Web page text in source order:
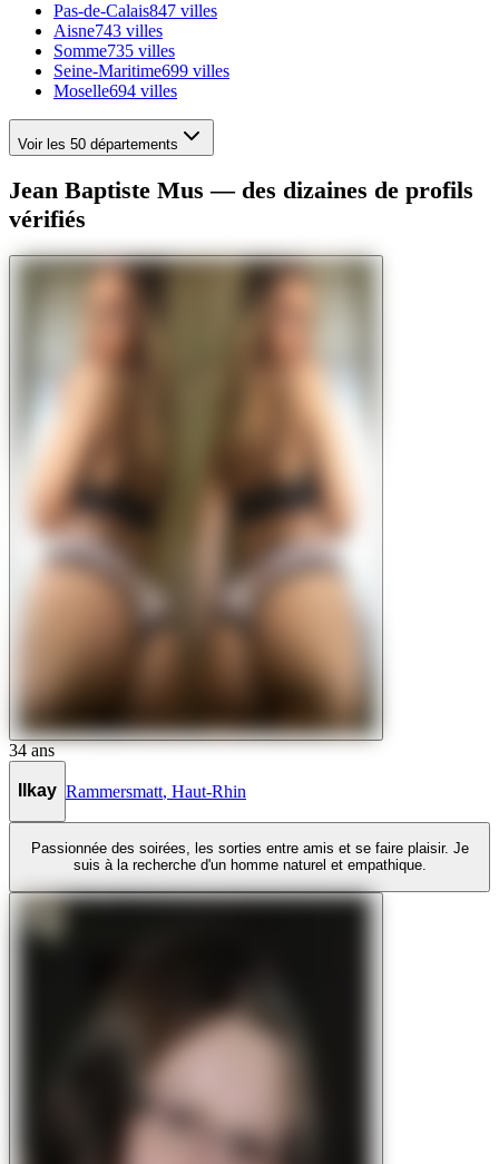
Pas-de-Calais847 villes
Aisne743 villes
Somme735 villes
Seine-Maritime699 villes
Moselle694 villes
Voir les 50 départements
Jean Baptiste Mus — des dizaines de profils
vérifiés
34 ans
Ilkay Rammersmatt Haut-Rhin
Passionnée des soirées, les sorties entre amis et se faire plaisir. Je
suis à la recherche d'un homme naturel et empathique.